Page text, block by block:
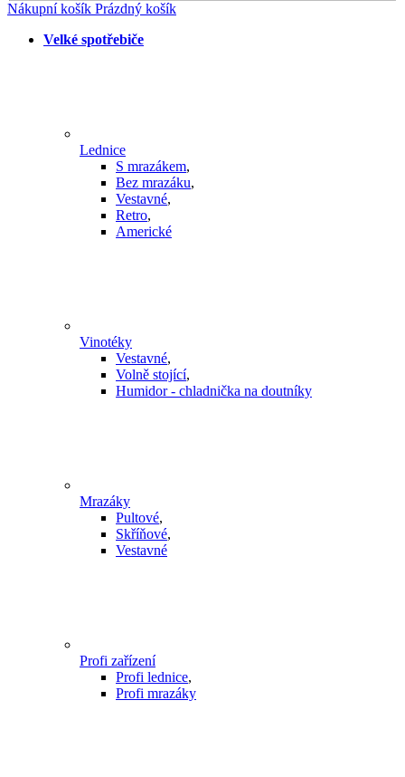
Nákupní košík Prázdný košík
Velké spotřebiče
Lednice
S mrazákem,
Bez mrazáku,
Vestavné,
Retro,
Americké
Vinotéky
Vestavné,
Volně stojící,
Humidor - chladnička na doutníky
Mrazáky
Pultové,
Skříňové,
Vestavné
Profi zařízení
Profi lednice,
Profi mrazáky